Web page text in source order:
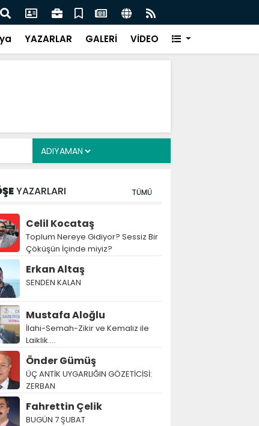
Cibuti’de diplomatik temaslarda bulundu
YAZARLAR GALERİ VİDEO
YAZARLARI TÜMÜ
Celil Kocataş
Toplum Nereye Gidiyor? Sessiz Bir
Çöküşün İçinde miyiz?
Erkan Altaş
SENDEN KALAN
Mustafa Aloğlu
İlahi-Semah-Zikir ve Kemaliz ile
Laiklik….
Önder Gümüş
ÜÇ ANTİK UYGARLIĞIN GÖZETİCİSİ:
ZERBAN
Fahrettin Çelik
BUGÜN 7 ŞUBAT